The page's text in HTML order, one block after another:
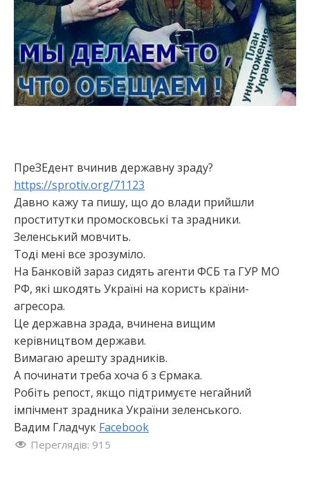
ПреЗЕдент вчинив державну зраду?
https://sprotiv.org/71123
Давно кажу та пишу, що до влади прийшли
проститутки промосковські та зрадники.
Зеленський мовчить.
Тоді мені все зрозуміло.
На Банковій зараз сидять агенти ФСБ та ГУР МО
РФ, які шкодять Україні на користь країни-
агресора.
Це державна зрада, вчинена вищим
керівництвом держави.
Вимагаю арешту зрадників.
А починати треба хоча б з Єрмака.
Робіть репост, якщо підтримуєте негайний
імпічмент зрадника України зеленського.
Вадим Гладчук Facebook
Переглядів: 915